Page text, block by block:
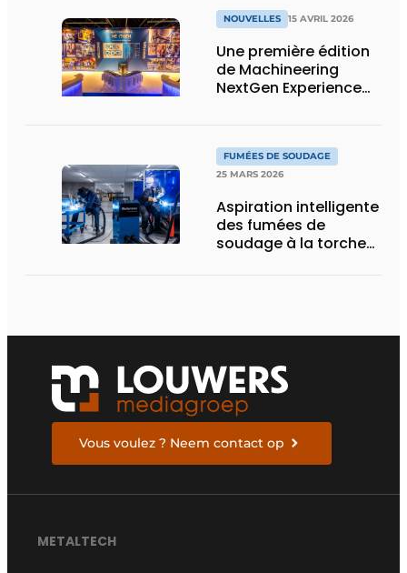
capacité de stockage
sur un minimum de
surface
NOUVELLES 15 AVRIL 2026
Une première édition
de Machineering
NextGen Experience
l’avenir
FUMÉES DE SOUDAGE
25 MARS 2026
Aspiration intelligente
des fumées de
soudage à la torche
Vous voulez ? Neem contact op
METALTECH